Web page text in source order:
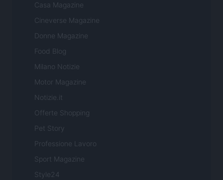
Casa Magazine
Cineverse Magazine
Donne Magazine
Food Blog
Milano Notizie
Motor Magazine
Notizie.it
Offerte Shopping
Pet Story
Professione Lavoro
Sport Magazine
Style24